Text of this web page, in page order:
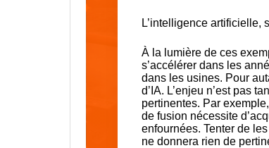
L’intelligence artificielle,
À la lumière de ces
s’accélérer dans les
dans les usines. Pour
d’IA. L’enjeu n’est pas
pertinentes. Par
de fusion nécessite
enfournées. Tenter de
ne donnera rien de